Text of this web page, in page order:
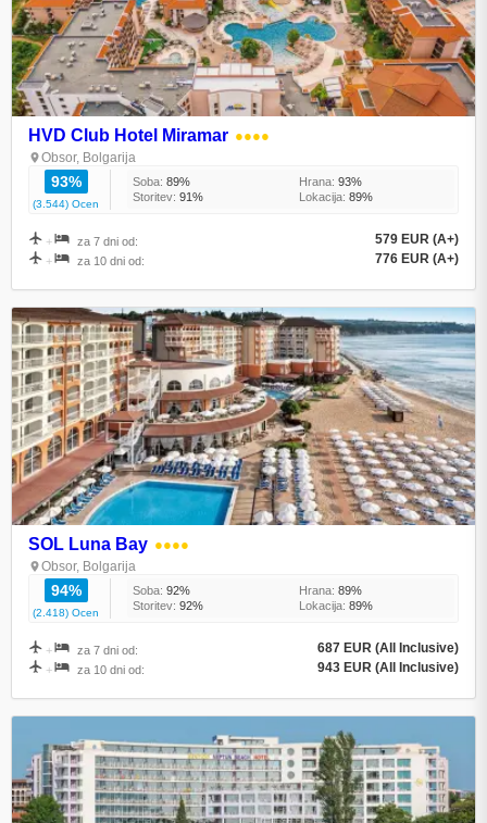
HVD Club Hotel Miramar ●●●●
Obsor, Bolgarija
93%
(3.544) Ocen
Soba: 89% Hrana: 93%
Storitev: 91% Lokacija: 89%
+ za 7 dni od: 579 EUR (A+)
+ za 10 dni od: 776 EUR (A+)
SOL Luna Bay ●●●●
Obsor, Bolgarija
94%
(2.418) Ocen
Soba: 92% Hrana: 89%
Storitev: 92% Lokacija: 89%
+ za 7 dni od: 687 EUR (All Inclusive)
+ za 10 dni od: 943 EUR (All Inclusive)